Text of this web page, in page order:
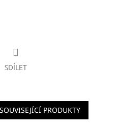
SDÍLET
PRODUKTY